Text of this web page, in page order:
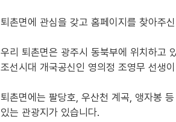
퇴촌면에 관심을 갖고 홈페이지를 찾아주
우리 퇴촌면은 광주시 동북부에 위치하고
조선시대 개국공신인 영의정 조영무 선생
퇴촌면에는 팔당호, 우산천 계곡, 앵자봉
있는 관광지가 있습니다.